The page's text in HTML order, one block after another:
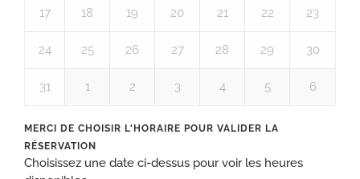
17 18 19 20 21 22 23
24 25 26 27 28 29 30
31 1 2 3 4 5 6
Choisissez une date ci-dessus pour voir les heures